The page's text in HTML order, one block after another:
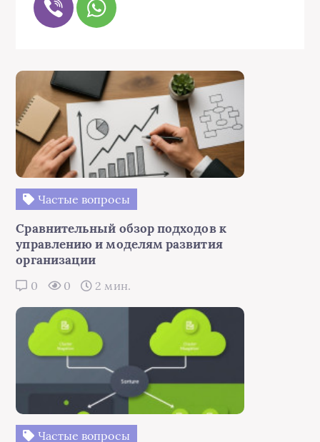
Частые вопросы
Сравнительный обзор подходов к
управлению и моделям развития
организации
0 0 2 мин.
Частые вопросы